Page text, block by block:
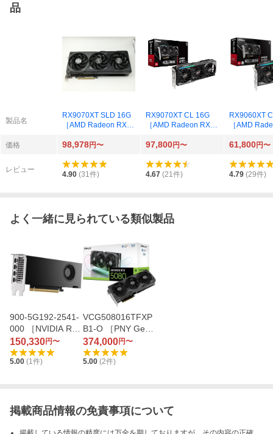
品
製品名
RX9070XT SLD 16G
［AMD Radeon RX 9
Dark 16GB］
RX9070XT CL 16G
［AMD Radeon RX 9
GB］
RX9060XT
［AMD
GB OC］
価格 98,978円〜 97,800円〜 61,800円〜
レビュー
4.90 (31件) 4.67 (21件) 4.79 (29件)
よく一緒に見られている類似製品
900-5G192-2541-
000 ［NVIDIA RTX
2000 Ada 世代］
150,330円〜
5.00 (1件)
VCG508016TFXP
B1-O ［PNY GeFo
rce RTX 5080 Ove
rclocked Triple Fa
n GPU］
374,000円〜
5.00 (2件)
掲載商品情報の免責事項について